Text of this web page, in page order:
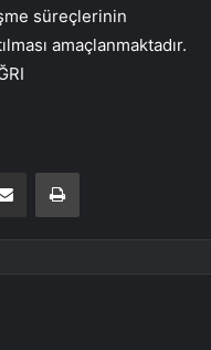
süreçlerinin
amaçlanmaktadır.
E-Posta ile paylaş Yazdır